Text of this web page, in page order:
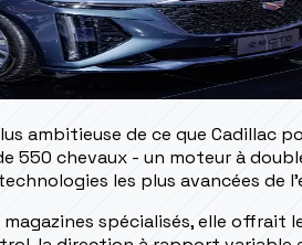
ambitieuse de ce que Cadillac
550 chevaux - un moteur à
les plus avancées de
magazines spécialisés, elle